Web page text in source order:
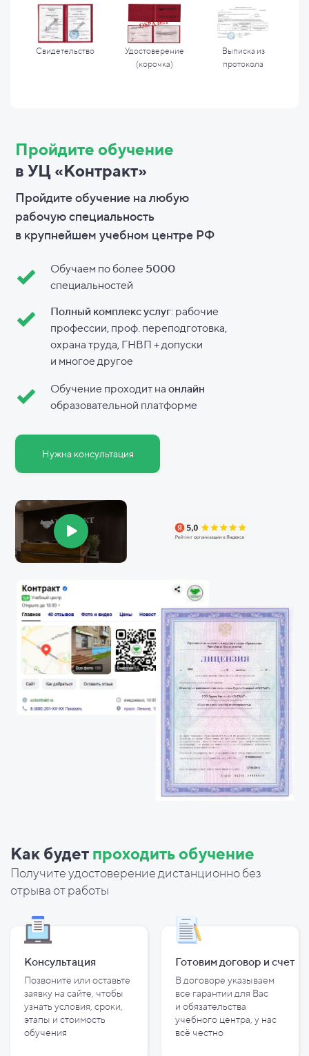
Свидетельство
Удостоверение
(корочка)
Выписка из
протокола
Пройдите обучение
в УЦ «Контракт»
Нужна консультация
Пройдите обучение на любую
рабочую специальность
в крупнейшем учебном центре РФ
Обучаем по более 5000
специальностей
Обучение проходит наонлайн
образовательной платформе
Полный комплекс услуг: рабочие
профессии, проф. переподготовка,
охрана труда, ГНВП + допуски
и многое другое
Как будет проходить обучение
Получите удостоверение дистанционно без
отрыва от работы
Консультация
Позвоните или оставьте
заявку на сайте, чтобы
узнать условия, сроки,
этапы и стоимость
обучения
Готовим договор и счет
В договоре указываем
все гарантии для Вас
и обязательства
учебного центра, у нас
всё честно